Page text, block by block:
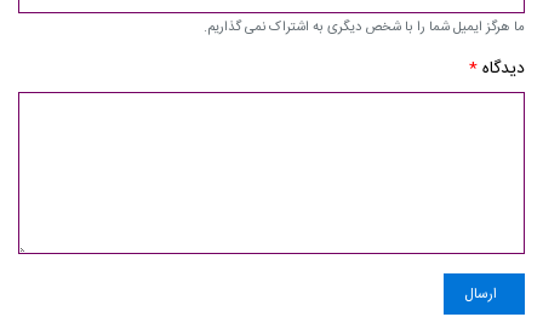
ما هرگز ایمیل شما را با شخص دیگری به اشتراک نمی گذاریم.
دیدگاه*
ارسال